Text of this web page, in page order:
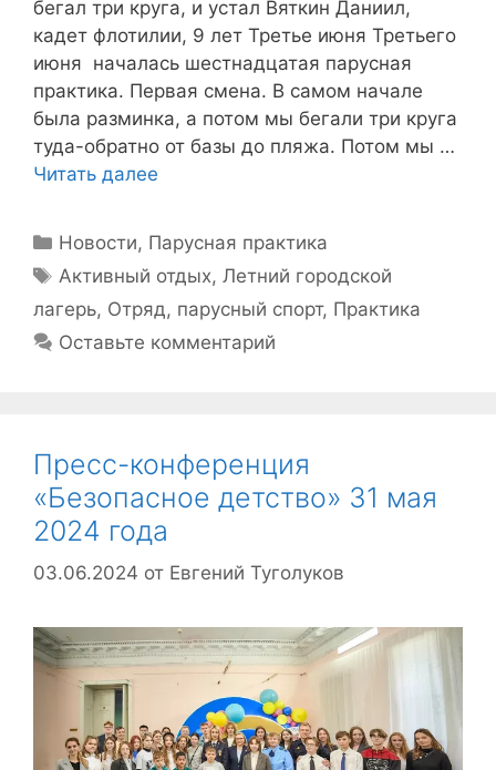
бегал три круга, и устал Вяткин Даниил,
кадет флотилии, 9 лет Третье июня Третьего
июня началась шестнадцатая парусная
практика. Первая смена. В самом начале
была разминка, а потом мы бегали три круга
туда-обратно от базы до пляжа. Потом мы …
Читать далее
Рубрики
Новости, Парусная практика
Метки
Активный отдых,Летний городской
лагерь, Отряд, парусный спорт, Практика
Оставьте комментарий
Пресс-конференция
«Безопасное детство» 31 мая
2024 года
03.06.2024 от Евгений Туголуков